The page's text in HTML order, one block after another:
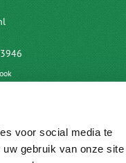
voor social media te
gebruik van onze site